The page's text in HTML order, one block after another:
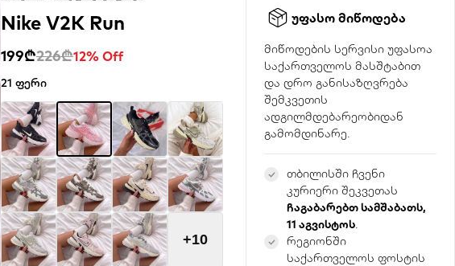
Nike V2K Run
199₾226₾12% Off
21 ფერი
+10
უფასო მიწოდება
მიწოდების სერვისი უფასოა
საქართველოს მასშტაბით
და დრო განისაზღვრება
შემკვეთის
ადგილმდებარეობიდან
გამომდინარე.
თბილისში ჩვენი
კურიერი შეკვეთას
ჩაგაბარებთ სამშაბათს,
11 აგვისტოს.
რეგიონში
საქართველოს ფოსტის